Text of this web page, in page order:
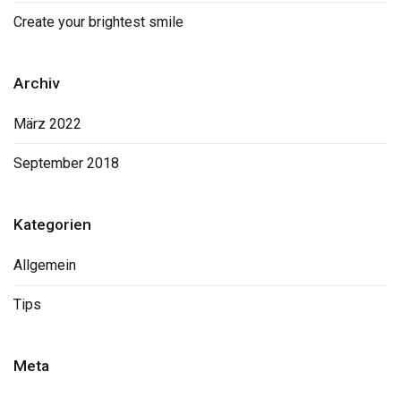
Create your brightest smile
Archiv
März 2022
September 2018
Kategorien
Allgemein
Tips
Meta